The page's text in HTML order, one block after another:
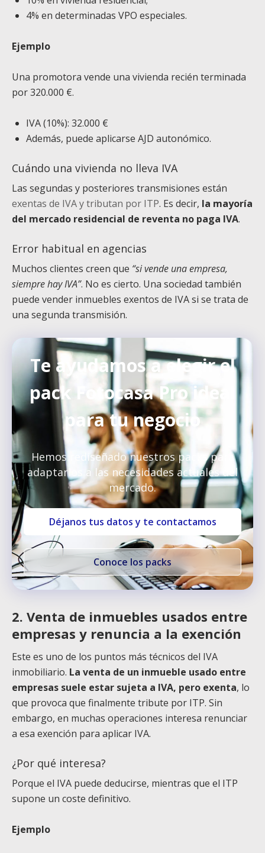
4% en determinadas VPO especiales.
Ejemplo
Una promotora vende una vivienda recién terminada
por 320.000 €.
IVA (10%): 32.000 €
Además, puede aplicarse AJD autonómico.
Cuándo una vivienda no lleva IVA
Las segundas y posteriores transmisiones están
exentas de IVA y tributan por ITP. Es decir, la mayoría
del mercado residencial de reventa no paga IVA.
Error habitual en agencias
Muchos clientes creen que “si vende una empresa,
siempre hay IVA”. No es cierto. Una sociedad también
puede vender inmuebles exentos de IVA si se trata de
una segunda transmisión.
Te ayudamos a elegir el
pack Fotocasa Pro ideal
para tu negocio
Hemos rediseñado nuestros packs para
adaptarlos a las necesidades actuales del
mercado.
Déjanos tus datos y te contactamos
Conoce los packs
2. Venta de inmuebles usados entre
empresas y renuncia a la exención
Este es uno de los puntos más técnicos del IVA
inmobiliario. La venta de un inmueble usado entre
empresas suele estar sujeta a IVA, pero exenta, lo
que provoca que finalmente tribute por ITP. Sin
embargo, en muchas operaciones interesa renunciar
a esa exención para aplicar IVA.
¿Por qué interesa?
Porque el IVA puede deducirse, mientras que el ITP
supone un coste definitivo.
Ejemplo